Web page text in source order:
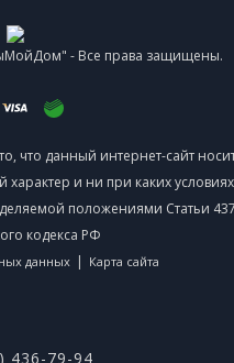
- Все права защищены.
что данный интернет-сайт
и ни при каких
положениями Статьи
кодекса РФ
данных | Карта сайта
436-79-94